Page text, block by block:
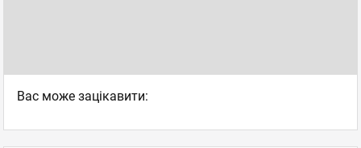
Вас може зацікавити: